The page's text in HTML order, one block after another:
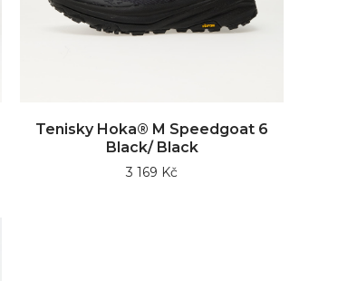
Tenisky Hoka® M Speedgoat 6
Black/ Black
3 169 Kč